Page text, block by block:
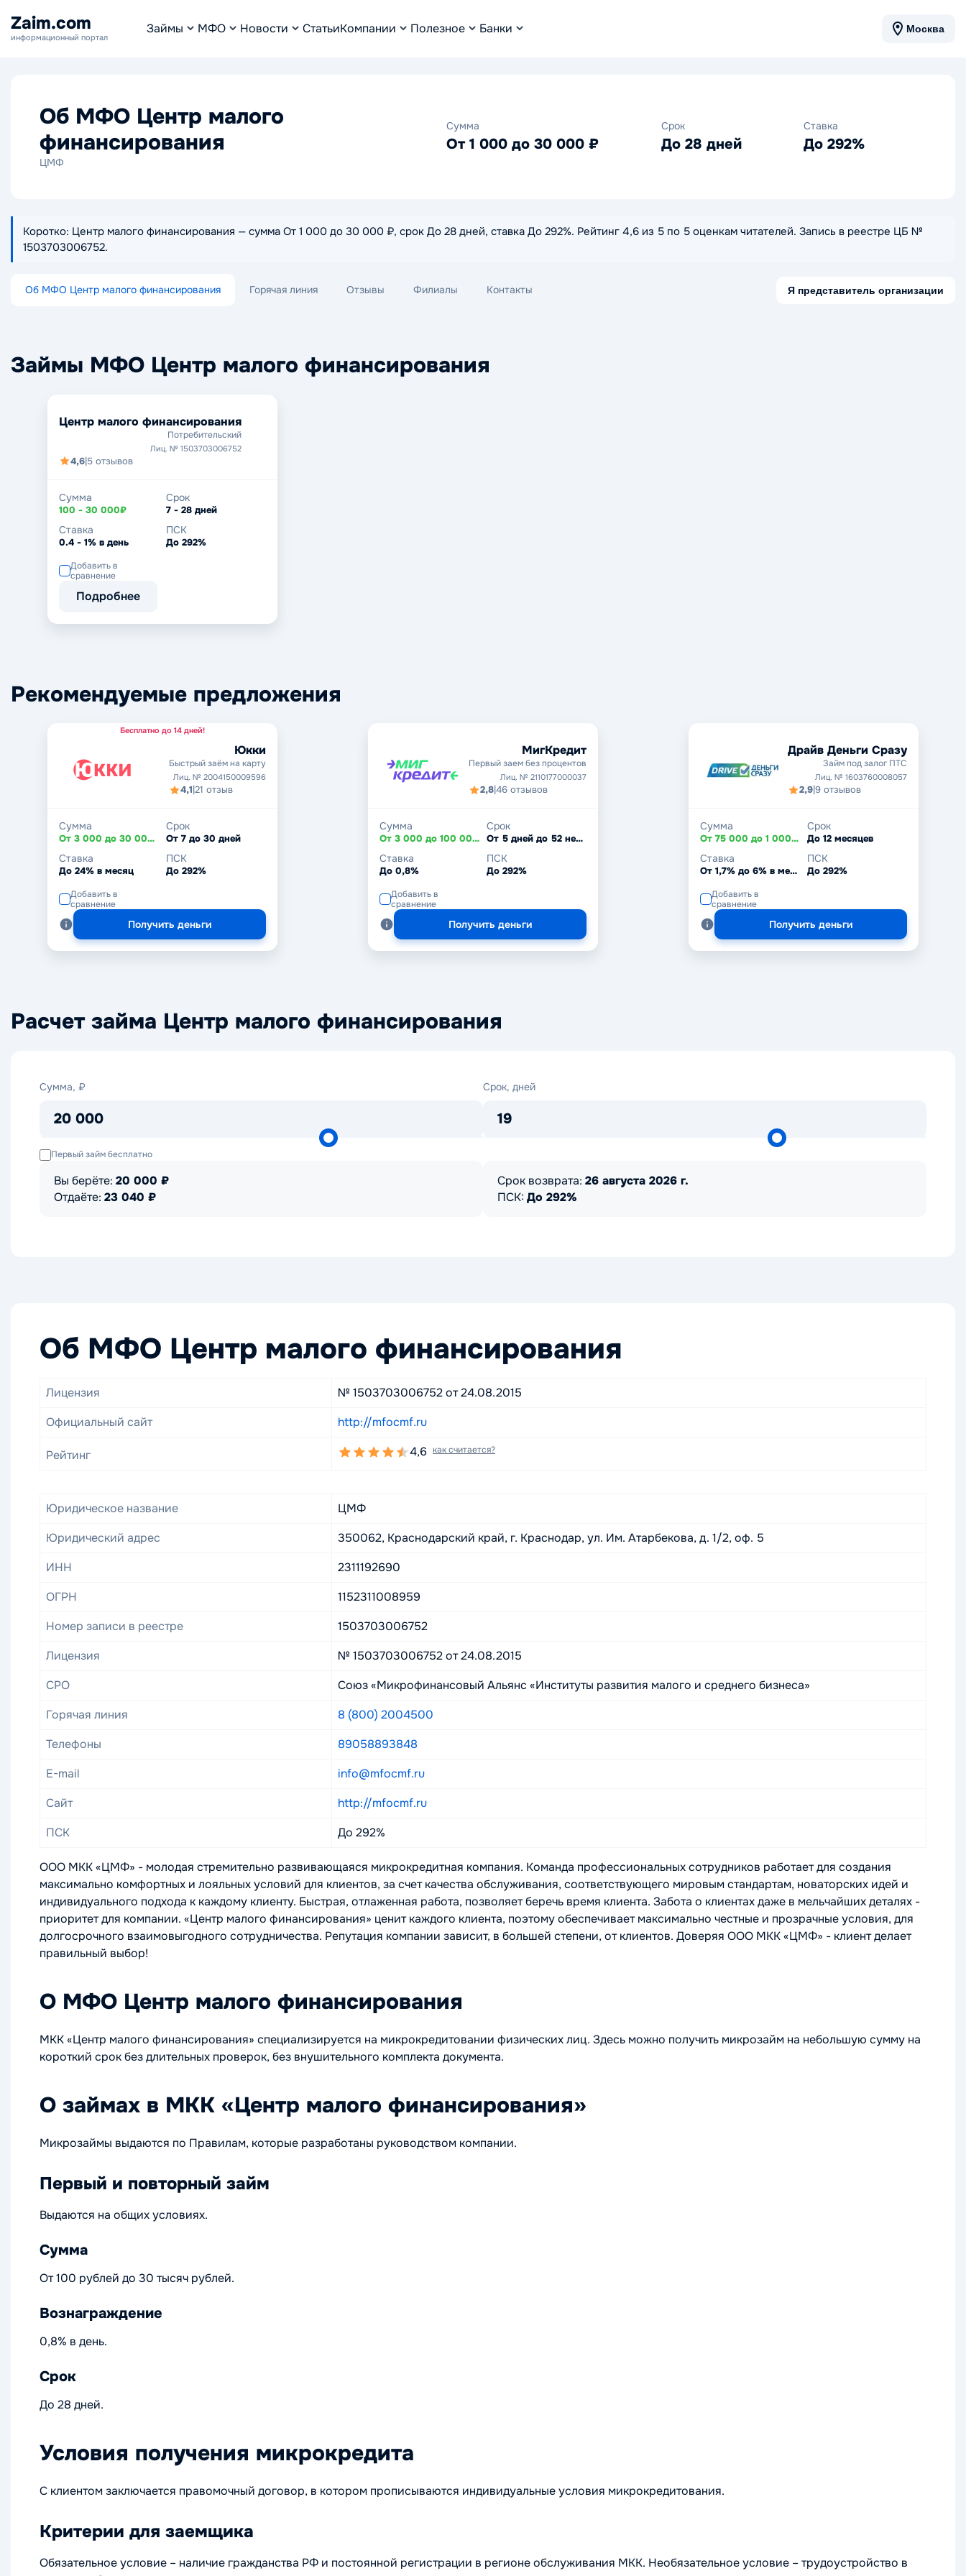
Zaim.com
информационный портал
Займы МФО Новости СтатьиКомпании Полезное Банки Москва
Об МФО Центр малого
финансирования
ЦМФ
Сумма
От 1 000 до 30 000 ₽
Срок
До 28 дней
Ставка
До 292%
Коротко: Центр малого финансирования — сумма От 1 000 до 30 000 ₽, срок До 28 дней, ставка До 292%. Рейтинг 4,6 из 5 по 5 оценкам читателей. Запись в реестре ЦБ №
1503703006752.
Об МФО Центр малого финансирования Горячая линия Отзывы Филиалы Контакты Я представитель организации
Займы МФО Центр малого финансирования
Центр малого финансирования
Потребительский
Лиц. № 1503703006752
4,6|5 отзывов
Сумма
100 - 30 000₽
Срок
7 - 28 дней
Ставка
0.4 - 1% в день
ПСК
До 292%
Добавить в
сравнение
Подробнее
Рекомендуемые предложения
Бесплатно до 14 дней!
Юкки
Быстрый заём на карту
Лиц. № 2004150009596
4,1|21 отзыв
Сумма
От 3 000 до 30 000 ₽
Срок
От 7 до 30 дней
Ставка
До 24% в месяц
ПСК
До 292%
Добавить в
сравнение
Получить деньги
МигКредит
Первый заем без процентов
Лиц. № 2110177000037
2,8|46 отзывов
Сумма
От 3 000 до 100 000 ₽
Срок
От 5 дней до 52 недель
Ставка
До 0,8%
ПСК
До 292%
Добавить в
сравнение
Получить деньги
Драйв Деньги Сразу
Займ под залог ПТС
Лиц. № 1603760008057
2,9|9 отзывов
Сумма
От 75 000 до 1 000 000 ₽
Срок
До 12 месяцев
Ставка
От 1,7% до 6% в месяц
ПСК
До 292%
Добавить в
сравнение
Получить деньги
Расчет займа Центр малого финансирования
Сумма, ₽
20 000
Сумма,
Срок, дней
19
Срок,
Первый займ бесплатно
Вы берёте: 20 000 ₽
Отдаёте: 23 040 ₽
Срок возврата: 26 августа 2026 г.
ПСК: До 292%
Об МФО Центр малого финансирования
Лицензия
№ 1503703006752 от 24.08.2015
Официальный сайт
http://mfocmf.ru
Рейтинг 4,6 как считается?
Юридическое название
ЦМФ
Юридический адрес
350062, Краснодарский край, г. Краснодар, ул. Им. Атарбекова, д. 1/2, оф. 5
ИНН
2311192690
ОГРН
1152311008959
Номер записи в реестре
1503703006752
Лицензия
№ 1503703006752 от 24.08.2015
СРО
Союз «Микрофинансовый Альянс «Институты развития малого и среднего бизнеса»
Горячая линия
8 (800) 2004500
Телефоны
89058893848
E-mail
info@mfocmf.ru
Сайт
http://mfocmf.ru
ПСК
До 292%
ООО МКК «ЦМФ» - молодая стремительно развивающаяся микрокредитная компания. Команда профессиональных сотрудников работает для создания
максимально комфортных и лояльных условий для клиентов, за счет качества обслуживания, соответствующего мировым стандартам, новаторских идей и
индивидуального подхода к каждому клиенту. Быстрая, отлаженная работа, позволяет беречь время клиента. Забота о клиентах даже в мельчайших деталях -
приоритет для компании. «Центр малого финансирования» ценит каждого клиента, поэтому обеспечивает максимально честные и прозрачные условия, для
долгосрочного взаимовыгодного сотрудничества. Репутация компании зависит, в большей степени, от клиентов. Доверяя ООО МКК «ЦМФ» - клиент делает
правильный выбор!
О МФО Центр малого финансирования
МКК «Центр малого финансирования» специализируется на микрокредитовании физических лиц. Здесь можно получить микрозайм на небольшую сумму на
короткий срок без длительных проверок, без внушительного комплекта документа.
О займах в МКК «Центр малого финансирования»
Микрозаймы выдаются по Правилам, которые разработаны руководством компании.
Первый и повторный займ
Выдаются на общих условиях.
Сумма
От 100 рублей до 30 тысяч рублей.
Вознаграждение
0,8% в день.
Срок
До 28 дней.
Условия получения микрокредита
С клиентом заключается правомочный договор, в котором прописываются индивидуальные условия микрокредитования.
Критерии для заемщика
Обязательное условие – наличие гражданства РФ и постоянной регистрации в регионе обслуживания МКК. Необязательное условие – трудоустройство в